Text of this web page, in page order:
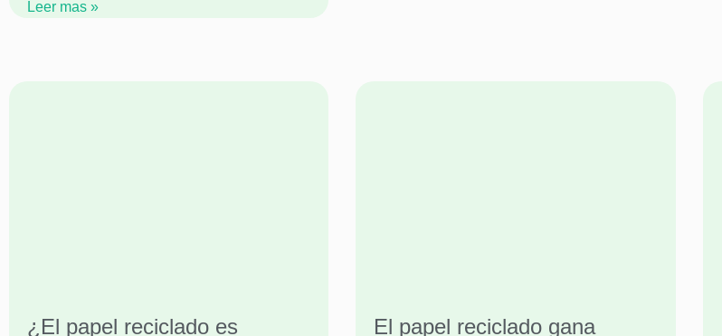
Leer mas »
¿El papel reciclado es
El papel reciclado gana